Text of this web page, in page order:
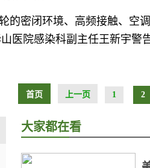
的密闭环境、高频接触、空
医院感染科副主任王新宇警
首页 上一页 1 2
大家都在看